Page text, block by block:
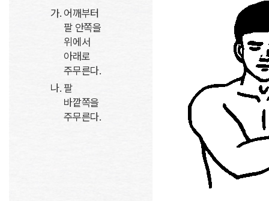
어깨부터
팔 안쪽을
위에서
아래로
주무른다.
팔
바깥쪽을
주무른다.